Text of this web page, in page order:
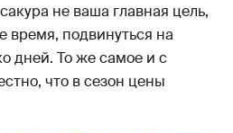
не ваша главная цель,
время, подвинуться на
дней. То же самое и с
что в сезон цены